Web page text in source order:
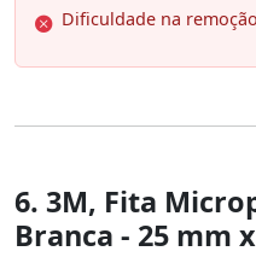
Dificuldade na
6. 3M, Fita
Branca - 25 mm